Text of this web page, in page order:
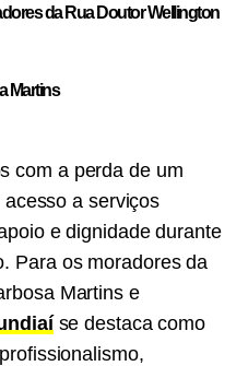
da Rua Doutor Wellington
Martins
com a perda de um
a serviços
e dignidade durante
Para os moradores da
Martins e
se destaca como